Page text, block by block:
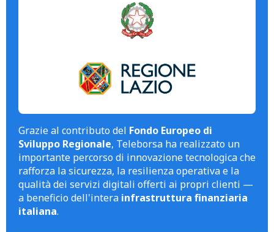
Grazie al contributo del Fondo Europeo di
Sviluppo Regionale, Teleborsa ha realizzato un
importante percorso di innovazione tecnologica che
rafforza la sicurezza, la resilienza operativa e la
qualità dei servizi digitali offerti ai propri clienti —
a beneficio dell'intera infrastruttura finanziaria
italiana.